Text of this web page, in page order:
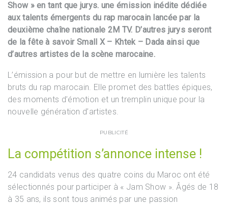
Show » en tant que jurys. une émission inédite dédiée
aux talents émergents du rap marocain lancée par la
deuxième chaîne nationale 2M TV. D’autres jurys seront
de la fête à savoir Small X – Khtek – Dada ainsi que
d’autres artistes de la scène marocaine.
L’émission a pour but de mettre en lumière les talents
bruts du rap marocain. Elle promet des battles épiques,
des moments d’émotion et un tremplin unique pour la
nouvelle génération d’artistes.
PUBLICITÉ
La compétition s’annonce intense !
24 candidats venus des quatre coins du Maroc ont été
sélectionnés pour participer à « Jam Show ». Âgés de 18
à 35 ans, ils sont tous animés par une passion